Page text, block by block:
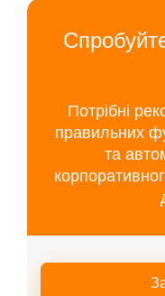
Потрібні
правильних
та